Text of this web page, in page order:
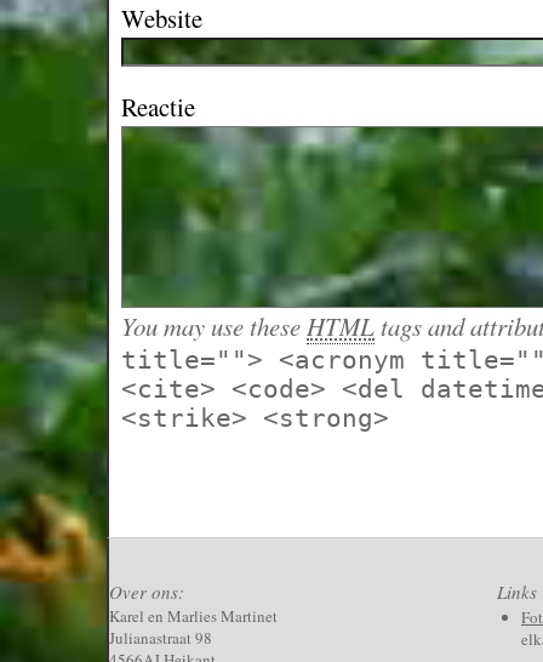
Website
Reactie
You may use theseHTML tags and
title=""> <acronym
<cite> <code> <del
<strike> <strong>
Over ons:
Karel en Marlies Martinet
Julianastraat 98
Links